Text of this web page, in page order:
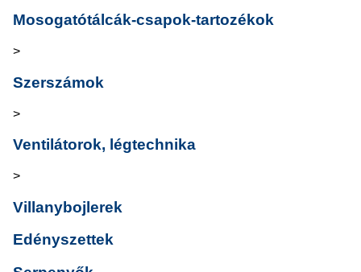
Mosogatótálcák-csapok-tartozékok
>
Szerszámok
>
Ventilátorok, légtechnika
>
Villanybojlerek
Edényszettek